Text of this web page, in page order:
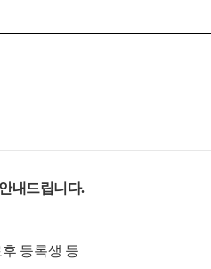
내드립니다.
등록생 등